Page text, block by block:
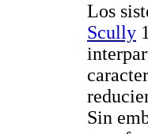
Los
Scully
Sin